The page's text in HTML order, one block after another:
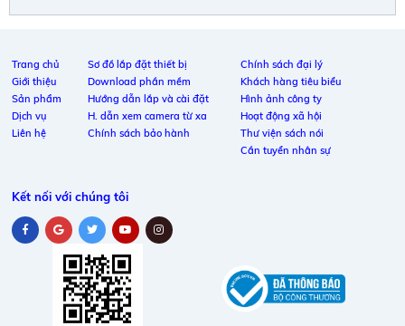
Trang chủ
Giới thiệu
Sản phẩm
Dịch vụ
Liên hệ
Sơ đồ lắp đặt thiết bị
Download phần mềm
Hướng dẫn lắp và cài đặt
H. dẫn xem camera từ xa
Chính sách bảo hành
Chính sách đại lý
Khách hàng tiêu biểu
Hình ảnh công ty
Hoạt động xã hội
Thư viện sách nói
Cần tuyển nhân sự
Kết nối với chúng tôi